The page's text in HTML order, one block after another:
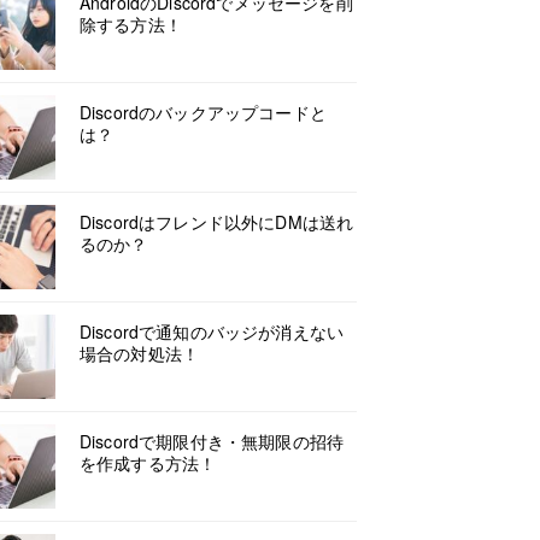
除する方法！
Discordのバックアップコードと
は？
Discordはフレンド以外にDMは送れ
るのか？
Discordで通知のバッジが消えない
場合の対処法！
Discordで期限付き・無期限の招待
を作成する方法！